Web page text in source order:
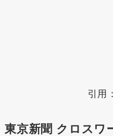
引用
東京新聞 クロスワ